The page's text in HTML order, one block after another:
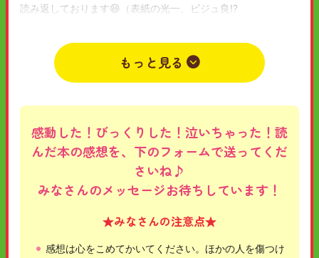
読み返しております😆（表紙の光一、ビジュ良!?
ないしょ
もっと見る
感動した！びっくりした！泣いちゃった！読
んだ本の感想を、下のフォームで送ってくだ
さいね♪
みなさんのメッセージお待ちしています！
★みなさんの注意点★
感想は心をこめてかいてください。ほかの人を傷つけ